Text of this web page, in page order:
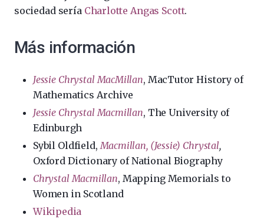
sociedad sería Charlotte Angas Scott.
Más información
Jessie Chrystal MacMillan, MacTutor History of
Mathematics Archive
Jessie Chrystal Macmillan, The University of
Edinburgh
Sybil Oldfield, Macmillan, (Jessie) Chrystal,
Oxford Dictionary of National Biography
Chrystal Macmillan, Mapping Memorials to
Women in Scotland
Wikipedia